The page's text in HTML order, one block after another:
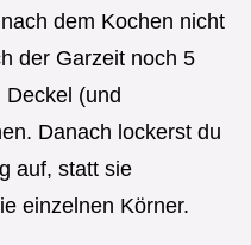
dem Kochen nicht
der Garzeit noch 5
(und
Danach lockerst du
auf, statt sie
einzelnen Körner.